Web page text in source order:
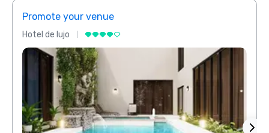
Promote your venue
Hotel de lujo